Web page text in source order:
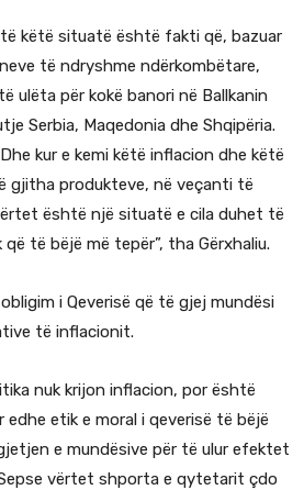
këtë situatë është fakti që, bazuar
të ndryshme ndërkombëtare,
ulëta për kokë banori në Ballkanin
Serbia, Maqedonia dhe Shqipëria.
kur e kemi këtë inflacion dhe këtë
gjitha produkteve, në veçanti të
është një situatë e cila duhet të
të bëjë më tepër”, tha Gërxhaliu.
i Qeverisë që të gjej mundësi
të inflacionit.
nuk krijon inflacion, por është
etik e moral i qeverisë të bëjë
e mundësive për të ulur efektet
vërtet shporta e qytetarit çdo